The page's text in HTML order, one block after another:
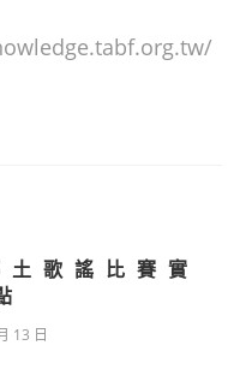
歌謠比賽實
13 日